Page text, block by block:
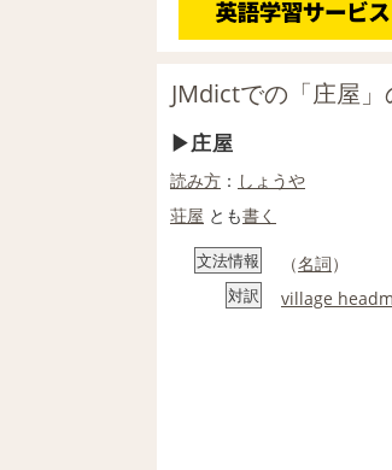
JMdictでの「庄屋」
庄屋
読み方 ： しょうや
荘屋 とも書く
文法情報 （名詞）
対訳 village